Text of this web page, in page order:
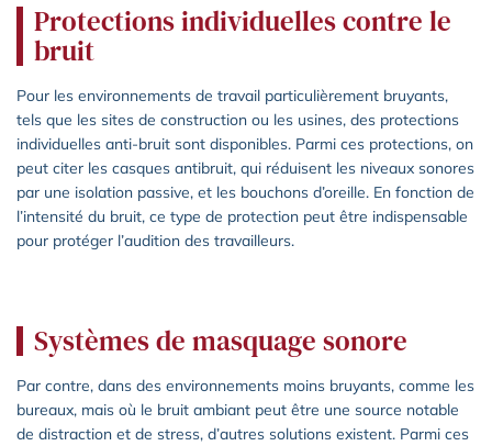
Protections individuelles contre le
bruit
Pour les environnements de travail particulièrement bruyants,
tels que les sites de construction ou les usines, des protections
individuelles anti-bruit sont disponibles. Parmi ces protections, on
peut citer les casques antibruit, qui réduisent les niveaux sonores
par une isolation passive, et les bouchons d’oreille. En fonction de
l’intensité du bruit, ce type de protection peut être indispensable
pour protéger l’audition des travailleurs.
Systèmes de masquage sonore
Par contre, dans des environnements moins bruyants, comme les
bureaux, mais où le bruit ambiant peut être une source notable
de distraction et de stress, d’autres solutions existent. Parmi ces